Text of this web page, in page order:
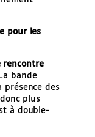
pour les
rencontre
bande
présence des
plus
à double-